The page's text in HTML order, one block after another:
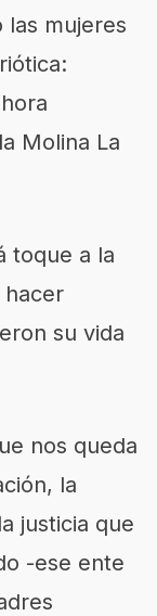
las mujeres
Molina La
toque a la
su vida
nos queda
la
justicia que
-ese ente